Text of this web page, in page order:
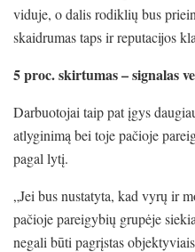
viduje, o dalis rodiklių bus
skaidrumas taps ir reputacijos
5 proc. skirtumas – signalas
Darbuotojai taip pat įgys
atlyginimą bei toje pačioje
pagal lytį.
„Jei bus nustatyta, kad vyrų ir
pačioje pareigybių grupėje
negali būti pagrįstas